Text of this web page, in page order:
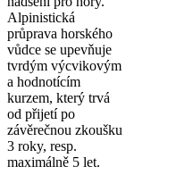
Alpinistická
průprava horského
vůdce se upevňuje
tvrdým výcvikovým
a hodnotícím
kurzem, který trvá
od přijetí po
závěrečnou zkoušku
3 roky, resp.
maximálně 5 let.